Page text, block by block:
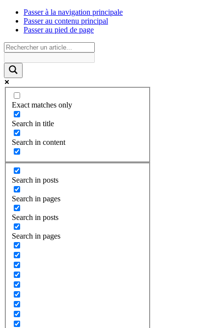
Passer à la navigation principale
Passer au contenu principal
Passer au pied de page
Exact matches only
Search in title
Search in content
Search in posts
Search in pages
Search in posts
Search in pages